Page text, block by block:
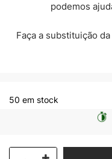
podemos
Faça a substituição
50 em stock